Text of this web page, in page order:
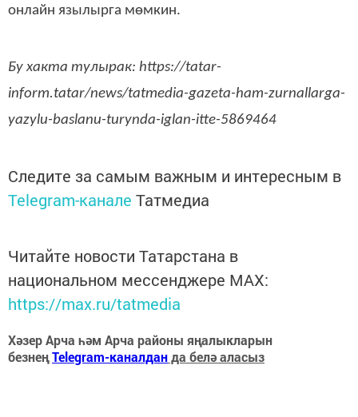
онлайн язылырга мөмкин.
Бу хакта тулырак: https://tatar-
inform.tatar/news/tatmedia-gazeta-ham-zurnallarga-
yazylu-baslanu-turynda-iglan-itte-5869464
Следите за самым важным и интересным в
Telegram-канале Татмедиа
Читайте новости Татарстана в
национальном мессенджере MАХ:
https://max.ru/tatmedia
Хәзер Арча һәм Арча районы яңалыкларын
безнеңTelegram-каналданда белә аласыз